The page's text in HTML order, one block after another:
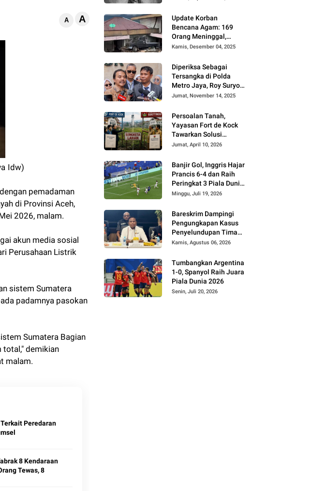
A A
Idw)
pemadaman
di Provinsi Aceh,
2026, malam.
akun media sosial
Perusahaan Listrik
sistem Sumatera
padamnya pasokan
Sumatera Bagian
total," demikian
malam.
Peredaran
8 Kendaraan
Tewas, 8
Update Korban
Bencana Agam: 169
Orang Meninggal,
Belum Ditemukan 86
Kamis, Desember 04, 2025
Diperiksa Sebagai
Tersangka di Polda
Metro Jaya, Roy Suryo
Cs Tidak Ditahan
Jumat, November 14, 2025
Persoalan Tanah,
Yayasan Fort de Kock
Tawarkan Solusi
Alternatif Kepada
Jumat, April 10, 2026
Banjir Gol, Inggris Hajar
Prancis 6-4 dan Raih
Peringkat 3 Piala Dunia
2026
Minggu, Juli 19, 2026
Bareskrim Dampingi
Pengungkapan Kasus
Penyelundupan Timah
dari Babel ke Malaysia
Kamis, Agustus 06, 2026
Tumbangkan Argentina
1-0, Spanyol Raih Juara
Piala Dunia 2026
Senin, Juli 20, 2026